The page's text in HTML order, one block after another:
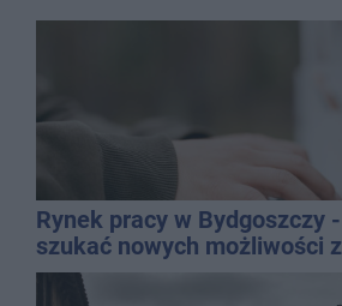
Rynek pracy w Bydgoszczy
szukać nowych możliwości